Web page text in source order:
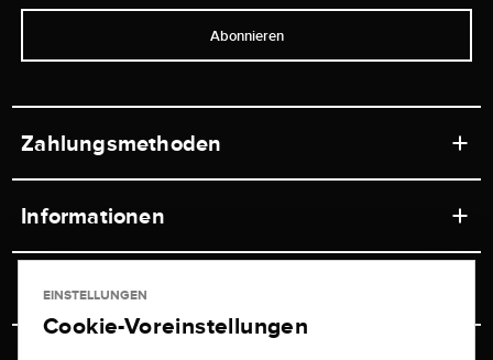
Abonnieren
Zahlungsmethoden
Informationen
Ladengeschäft
Service
EINSTELLUNGEN
Cookie-Voreinstellungen